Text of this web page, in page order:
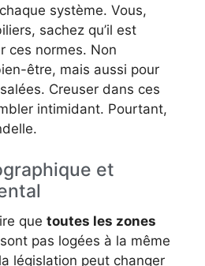
système. Vous,
sachez qu’il est
ces normes. Non
être, mais aussi pour
Creuser dans ces
intimidant. Pourtant,
et
que toutes les zones
pas logées à la même
législation peut changer